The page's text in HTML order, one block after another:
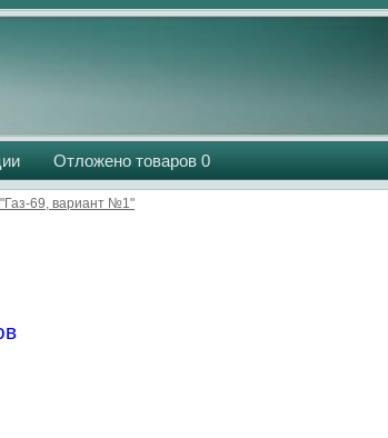
Отложено товаров 0
69, вариант №1"